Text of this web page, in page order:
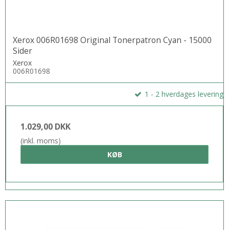
Xerox 006R01698 Original Tonerpatron Cyan - 15000
Sider
Xerox
006R01698
1 - 2 hverdages levering
1.029,00 DKK
(inkl. moms)
KØB